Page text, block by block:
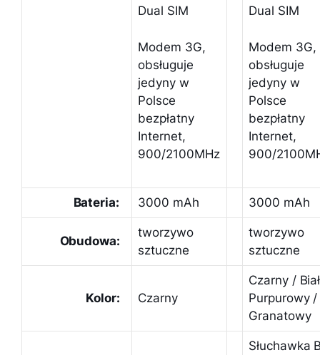
Dual SIM
Modem 3G,
obsługuje
jedyny w
Polsce
bezpłatny
Internet,
900/2100MHz
Dual SIM
Modem 3G,
obsługuje
jedyny w
Polsce
bezpłatny
Internet,
900/
Bateria: 3000 mAh 3000 mAh
Obudowa:
tworzywo
sztuczne
tworzywo
sztuczne
Kolor: Czarny
Czarny /
Purpurowy /
Granatowy
Słuchawka